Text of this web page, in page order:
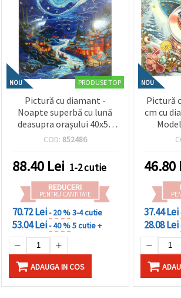
NOU PRODUSE TOP
Pictură cu diamant -
Noapte superbă cu lună
deasupra orașului 40x50
cm - Diamante rotunde
completă cu ramă
elegantă - XQYX86284
COD: 852486
88.40 Lei 1-2 cutie
REDUCERI
PENTRU CANTITATE
70.72 Lei- 20 %3-4 cutie
53.04 Lei- 40 %5 cutie +
ADAUGA IN COS
NOU
Pictură
cm cu
46.80
37.44 Lei
28.08 Lei